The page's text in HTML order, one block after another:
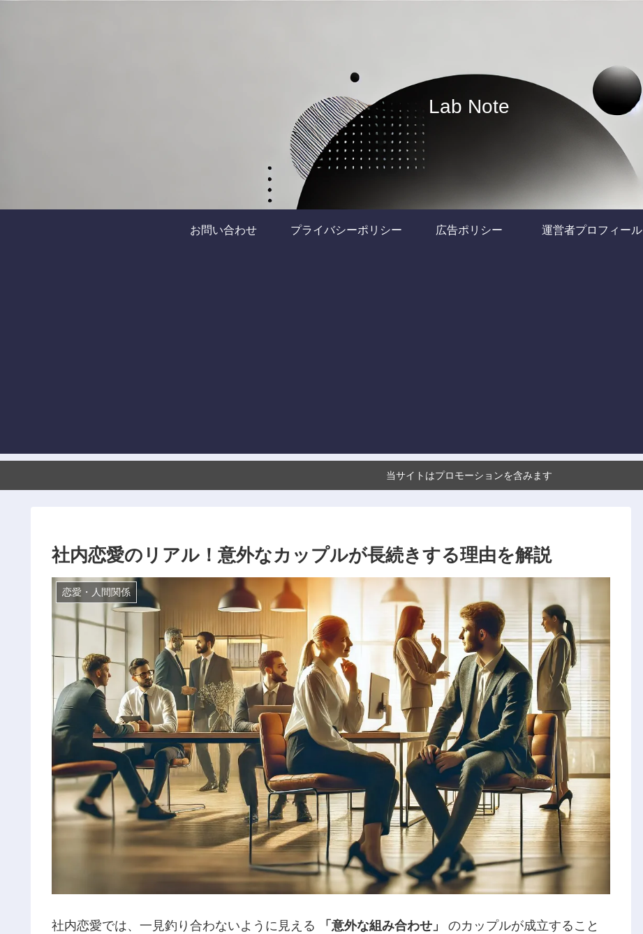
Lab Note
お問い合わせ プライバシーポリシー 広告ポリシー 運営者プロフィール
当サイトはプロモーションを含みます
社内恋愛のリアル！意外なカップルが長続きする理由を解説
恋愛・人間関係
社内恋愛では、一見釣り合わないように見える 「意外な組み合わせ」
のカップルが成立すること